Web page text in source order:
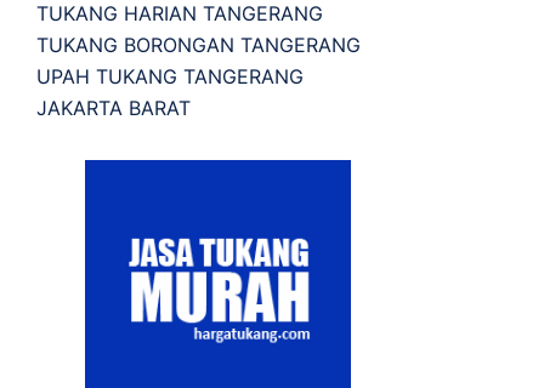
TUKANG HARIAN TANGERANG
TUKANG BORONGAN TANGERANG
UPAH TUKANG TANGERANG
JAKARTA BARAT